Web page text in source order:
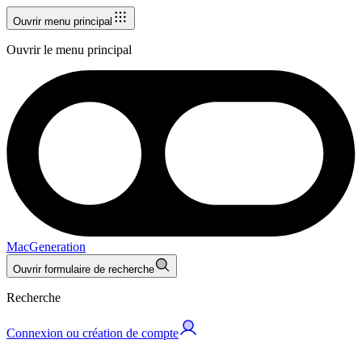
Ouvrir menu principal
Ouvrir le menu principal
MacGeneration
Ouvrir formulaire de recherche
Recherche
Connexion ou création de compte